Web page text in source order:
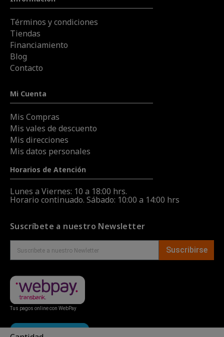
Términos y condiciones
Tiendas
Financiamiento
Blog
Contacto
Mi Cuenta
Mis Compras
Mis vales de descuento
Mis direcciones
Mis datos personales
Horarios de Atención
Lunes a Viernes: 10 a 18:00 hrs.
Horario continuado. Sábado: 10:00 a 14:00 hrs
Suscríbete a nuestro Newsletter
Suscribirse
Tus pagos online con WebPay